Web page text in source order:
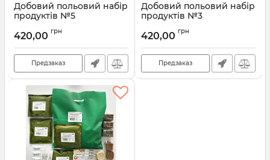
Добовий польовий набір
продуктів №5
420,00 грн
Предзаказ
Добовий польовий набір
продуктів №3
420,00 грн
Предзаказ